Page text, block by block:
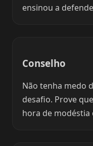
ensinou a
Conselho
Não tenha medo
desafio. Prove
hora de modéstia